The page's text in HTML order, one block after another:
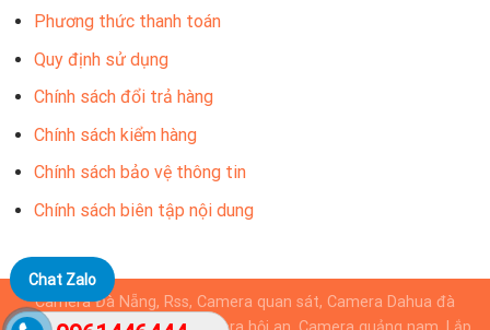
Phương thức thanh toán
Quy định sử dụng
Chính sách đổi trả hàng
Chính sách kiểm hàng
Chính sách bảo vệ thông tin
Chính sách biên tập nội dung
Camera Đà Nẵng, Rss, Camera quan sát, Camera Dahua đà
Chat Zalo